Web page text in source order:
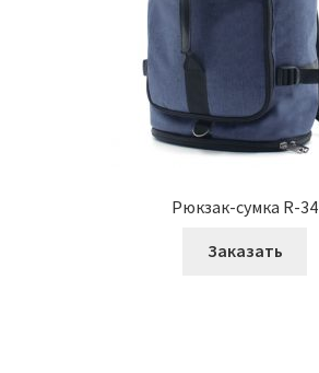
Рюкзак-сумка R-34
Заказать